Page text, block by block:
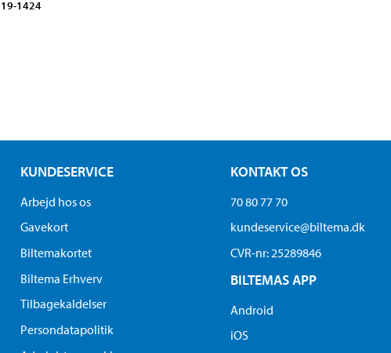
19-1424
KUNDESERVICE
Arbejd hos os
Gavekort
Biltemakortet
Biltema Erhverv
Tilbagekaldelser
Persondatapolitik
KONTAKT OS
70 80 77 70
kundeservice@biltema.dk
CVR-nr: 25289846
BILTEMAS APP
Android
iOS